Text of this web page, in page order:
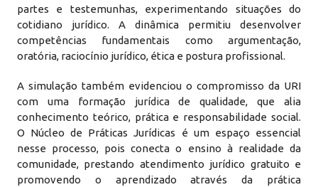
partes e testemunhas, experimentando situações do
cotidiano jurídico. A dinâmica permitiu desenvolver
competências fundamentais como argumentação,
oratória, raciocínio jurídico, ética e postura profissional.
A simulação também evidenciou o compromisso da URI
com uma formação jurídica de qualidade, que alia
conhecimento teórico, prática e responsabilidade social.
O Núcleo de Práticas Jurídicas é um espaço essencial
nesse processo, pois conecta o ensino à realidade da
comunidade, prestando atendimento jurídico gratuito e
promovendo o aprendizado através da prática